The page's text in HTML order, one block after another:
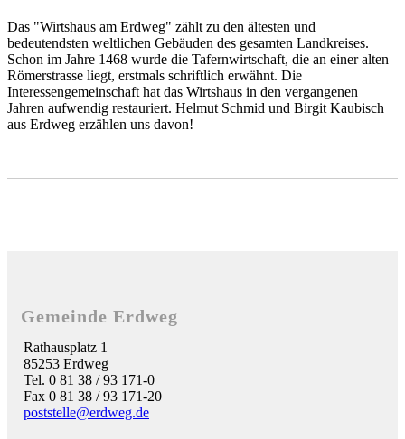
Das "Wirtshaus am Erdweg" zählt zu den ältesten und
bedeutendsten weltlichen Gebäuden des gesamten Landkreises.
Schon im Jahre 1468 wurde die Tafernwirtschaft, die an einer alten
Römerstrasse liegt, erstmals schriftlich erwähnt. Die
Interessengemeinschaft hat das Wirtshaus in den vergangenen
Jahren aufwendig restauriert. Helmut Schmid und Birgit Kaubisch
aus Erdweg erzählen uns davon!
Gemeinde Erdweg
Rathausplatz 1
85253 Erdweg
Tel. 0 81 38 / 93 171-0
Fax 0 81 38 / 93 171-20
poststelle@erdweg.de